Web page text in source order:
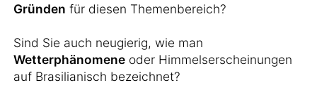
Gründen für diesen Themenbereich?
Sind Sie auch neugierig, wie man
Wetterphänomene oder Himmelserscheinungen
auf Brasilianisch bezeichnet?